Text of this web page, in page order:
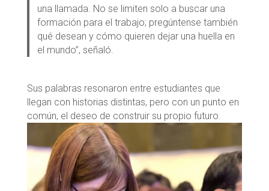
una llamada. No se limiten solo a buscar una
formación para el trabajo; pregúntense también
qué desean y cómo quieren dejar una huella en
el mundo”, señaló.
Sus palabras resonaron entre estudiantes que
llegan con historias distintas, pero con un punto en
común, el deseo de construir su propio futuro.